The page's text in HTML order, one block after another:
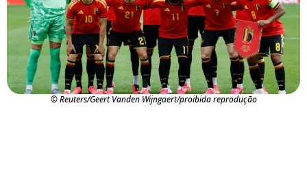
© Reuters/Geert Vanden Wijngaert/proibida reprodução